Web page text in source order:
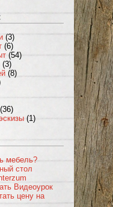
(3)
(6)
(54)
(3)
(8)
(36)
(1)
мебель?
стол
Видеоурок
цену на